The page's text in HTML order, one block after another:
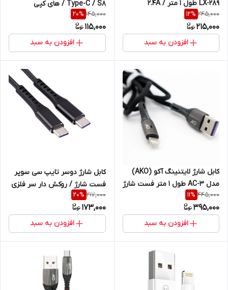
LX-289 طول 1 متر / 2.4A
245,000
12%
215,000
افزودن به سبد
Type-C / S8 / های کپی
145,000
20%
115,000
افزودن به سبد
کابل شارژ لایتنینگ آکو (AKO)
مدل AC-3 طول 1 متر فست شارژ
همراه با LED مناسب برای شب
445,000
11%
395,000
افزودن به سبد
کابل شارژ دوسر تایپ سی سوپر
فست شارژ / روکش دار سر فلزی
217,000
20%
173,000
افزودن به سبد